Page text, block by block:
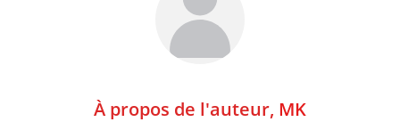
À propos de l'auteur, MK